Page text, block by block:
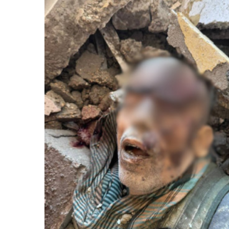
يوقف التعامل مع
المركزي
يوقف
التعامل
مع
منشأة
صرافةمنذ يومين
صنعاء.. البنك المركزي يوقف
منشأة صرافة